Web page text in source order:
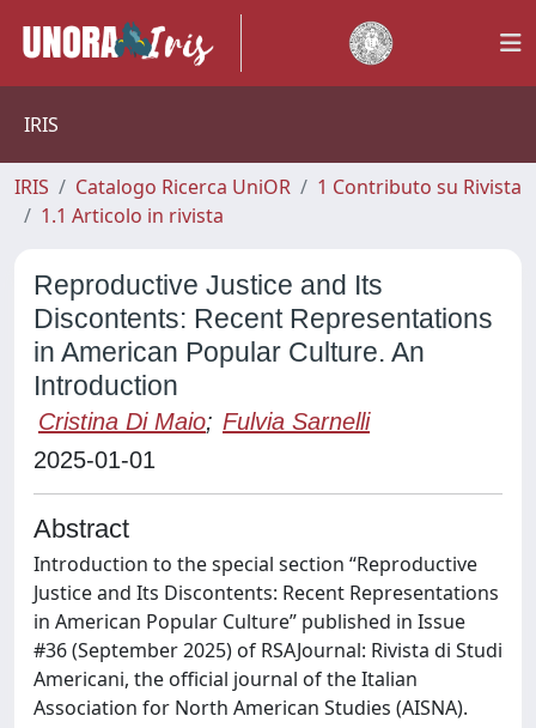
IRIS
IRIS Catalogo Ricerca UniOR
1 Contributo su Rivista
1.1 Articolo in rivista
Reproductive Justice and Its
Discontents: Recent Representations
in American Popular Culture. An
Introduction
Cristina Di Maio; Fulvia Sarnelli
2025-01-01
Abstract
Introduction to the special section “Reproductive
Justice and Its Discontents: Recent Representations
in American Popular Culture” published in Issue
#36 (September 2025) of RSAJournal: Rivista di Studi
Americani, the official journal of the Italian
Association for North American Studies (AISNA).